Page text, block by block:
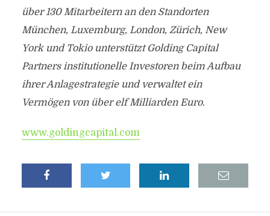
über 130 Mitarbeitern an den Standorten
München, Luxemburg, London, Zürich, New
York und Tokio unterstützt Golding Capital
Partners institutionelle Investoren beim Aufbau
ihrer Anlagestrategie und verwaltet ein
Vermögen von über elf Milliarden Euro.
www.goldingcapital.com